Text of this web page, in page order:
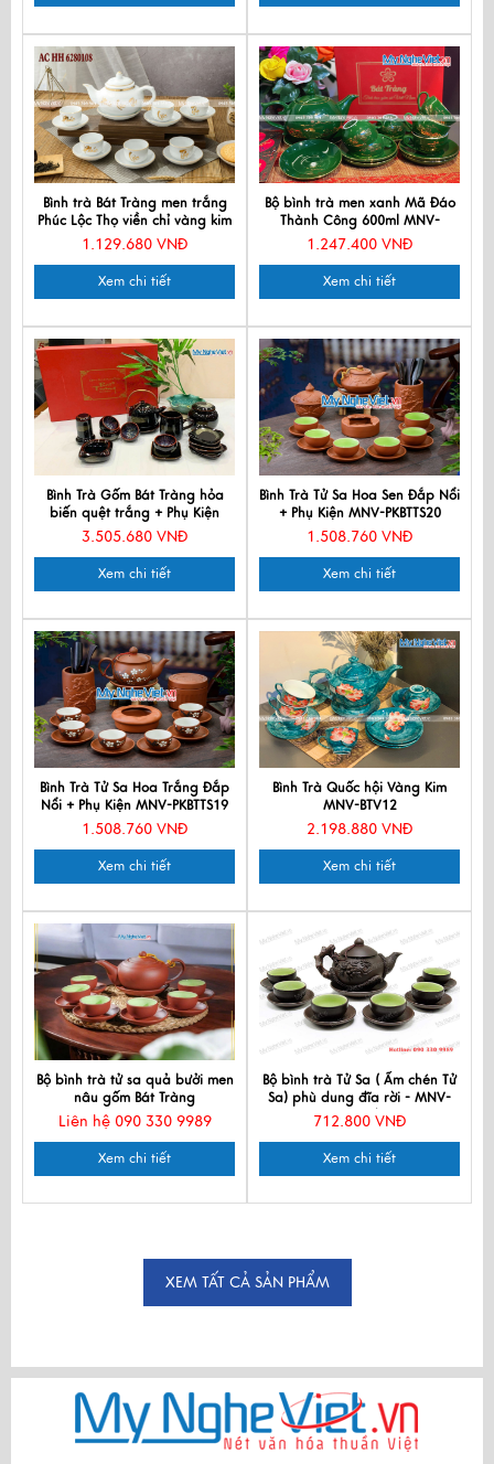
Bình trà Bát Tràng men trắng
Phúc Lộc Thọ viền chỉ vàng kim
1.129.680 VNĐ
Xem chi tiết
Bộ bình trà men xanh Mã Đáo
Thành Công 600ml MNV-
TS615-2
1.247.400 VNĐ
Xem chi tiết
Bình Trà Gốm Bát Tràng hỏa
biến quệt trắng + Phụ Kiện
MNV-PKTS583-3
3.505.680 VNĐ
Xem chi tiết
Bình Trà Tử Sa Hoa Sen Đắp Nổi
+ Phụ Kiện MNV-PKBTTS20
1.508.760 VNĐ
Xem chi tiết
Bình Trà Tử Sa Hoa Trắng Đắp
Nổi + Phụ Kiện MNV-PKBTTS19
1.508.760 VNĐ
Xem chi tiết
Bình Trà Quốc hội Vàng Kim
MNV-BTV12
2.198.880 VNĐ
Xem chi tiết
Bộ bình trà tử sa quả bưởi men
nâu gốm Bát Tràng
Liên hệ 090 330 9989
Xem chi tiết
Bộ bình trà Tử Sa ( Ấm chén Tử
Sa) phù dung đĩa rời - MNV-
TS044/2
712.800 VNĐ
Xem chi tiết
XEM TẤT CẢ SẢN PHẨM